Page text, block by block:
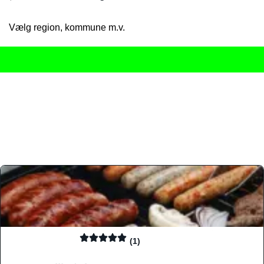
Vælg region, kommune m.v.
(1)